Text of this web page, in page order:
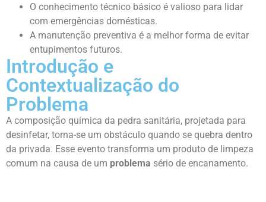
O conhecimento técnico básico é valioso para lidar
com emergências domésticas.
A manutenção preventiva é a melhor forma de evitar
entupimentos futuros.
Introdução e
Contextualização do
Problema
A composição química da pedra sanitária, projetada para
desinfetar, torna-se um obstáculo quando se quebra dentro
da privada. Esse evento transforma um produto de limpeza
comum na causa de um problema sério de encanamento.